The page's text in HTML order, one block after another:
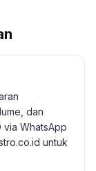
dan
via WhatsApp
untuk